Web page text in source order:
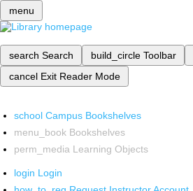
menu
search Search build_circle Toolbar
cancel Exit Reader Mode
school Campus Bookshelves
menu_book Bookshelves
perm_media Learning Objects
login Login